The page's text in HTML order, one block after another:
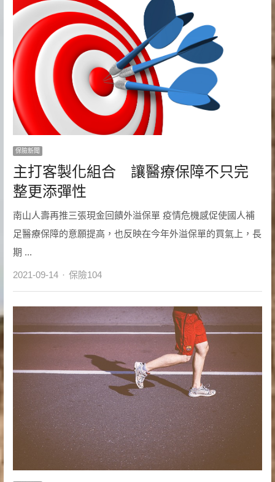
保險新聞
主打客製化組合 讓醫療保障不只完
整更添彈性
南山人壽再推三張現金回饋外溢保單 疫情危機感促使國人補
足醫療保障的意願提高，也反映在今年外溢保單的買氣上，長
期 ...
2021-09-14 Author
保險104